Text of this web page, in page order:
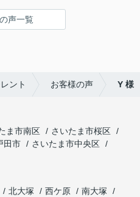
声一覧
ント お客様の声 Y 様
ま市南区
さいたま市桜区
田市
さいたま市中央区
北大塚 西ケ原
南大塚